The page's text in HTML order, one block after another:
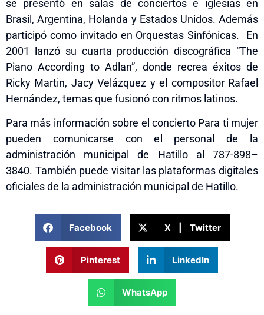
se presentó en salas de conciertos e iglesias en
Brasil, Argentina, Holanda y Estados Unidos. Además
participó como invitado en Orquestas Sinfónicas. En
2001 lanzó su cuarta producción discográfica “The
Piano According to Adlan”, donde recrea éxitos de
Ricky Martin, Jacy Velázquez y el compositor Rafael
Hernández, temas que fusionó con ritmos latinos.
Para más información sobre el concierto Para ti mujer
pueden comunicarse con el personal de la
administración municipal de Hatillo al 787-898–
3840. También puede visitar las plataformas digitales
oficiales de la administración municipal de Hatillo.
Facebook X | Twitter
Pinterest LinkedIn
WhatsApp